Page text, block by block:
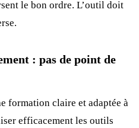
le bon ordre. L’outil doit
: pas de point de
formation claire et adaptée à
efficacement les outils